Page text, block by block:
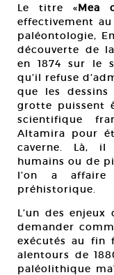
Le titre «Mea
effectivement
paléontologie,
découverte de
en 1874 sur le
qu’il refuse
que les
grotte puissent
scientifique
Altamira pour
caverne. Là, il
humains ou de
l’on a
préhistorique.
L’un des
demander
exécutés au fin
alentours de
paléolithique